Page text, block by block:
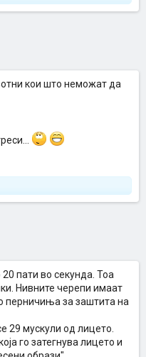
кои што неможат да
пати во секунда. Тоа
Нивните черепи имаат
перничиња за заштита на
29 мускули од лицето.
го затегнува лицето и